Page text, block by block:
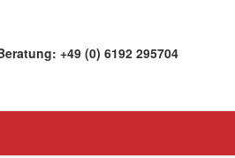
+49 (0) 6192 295704